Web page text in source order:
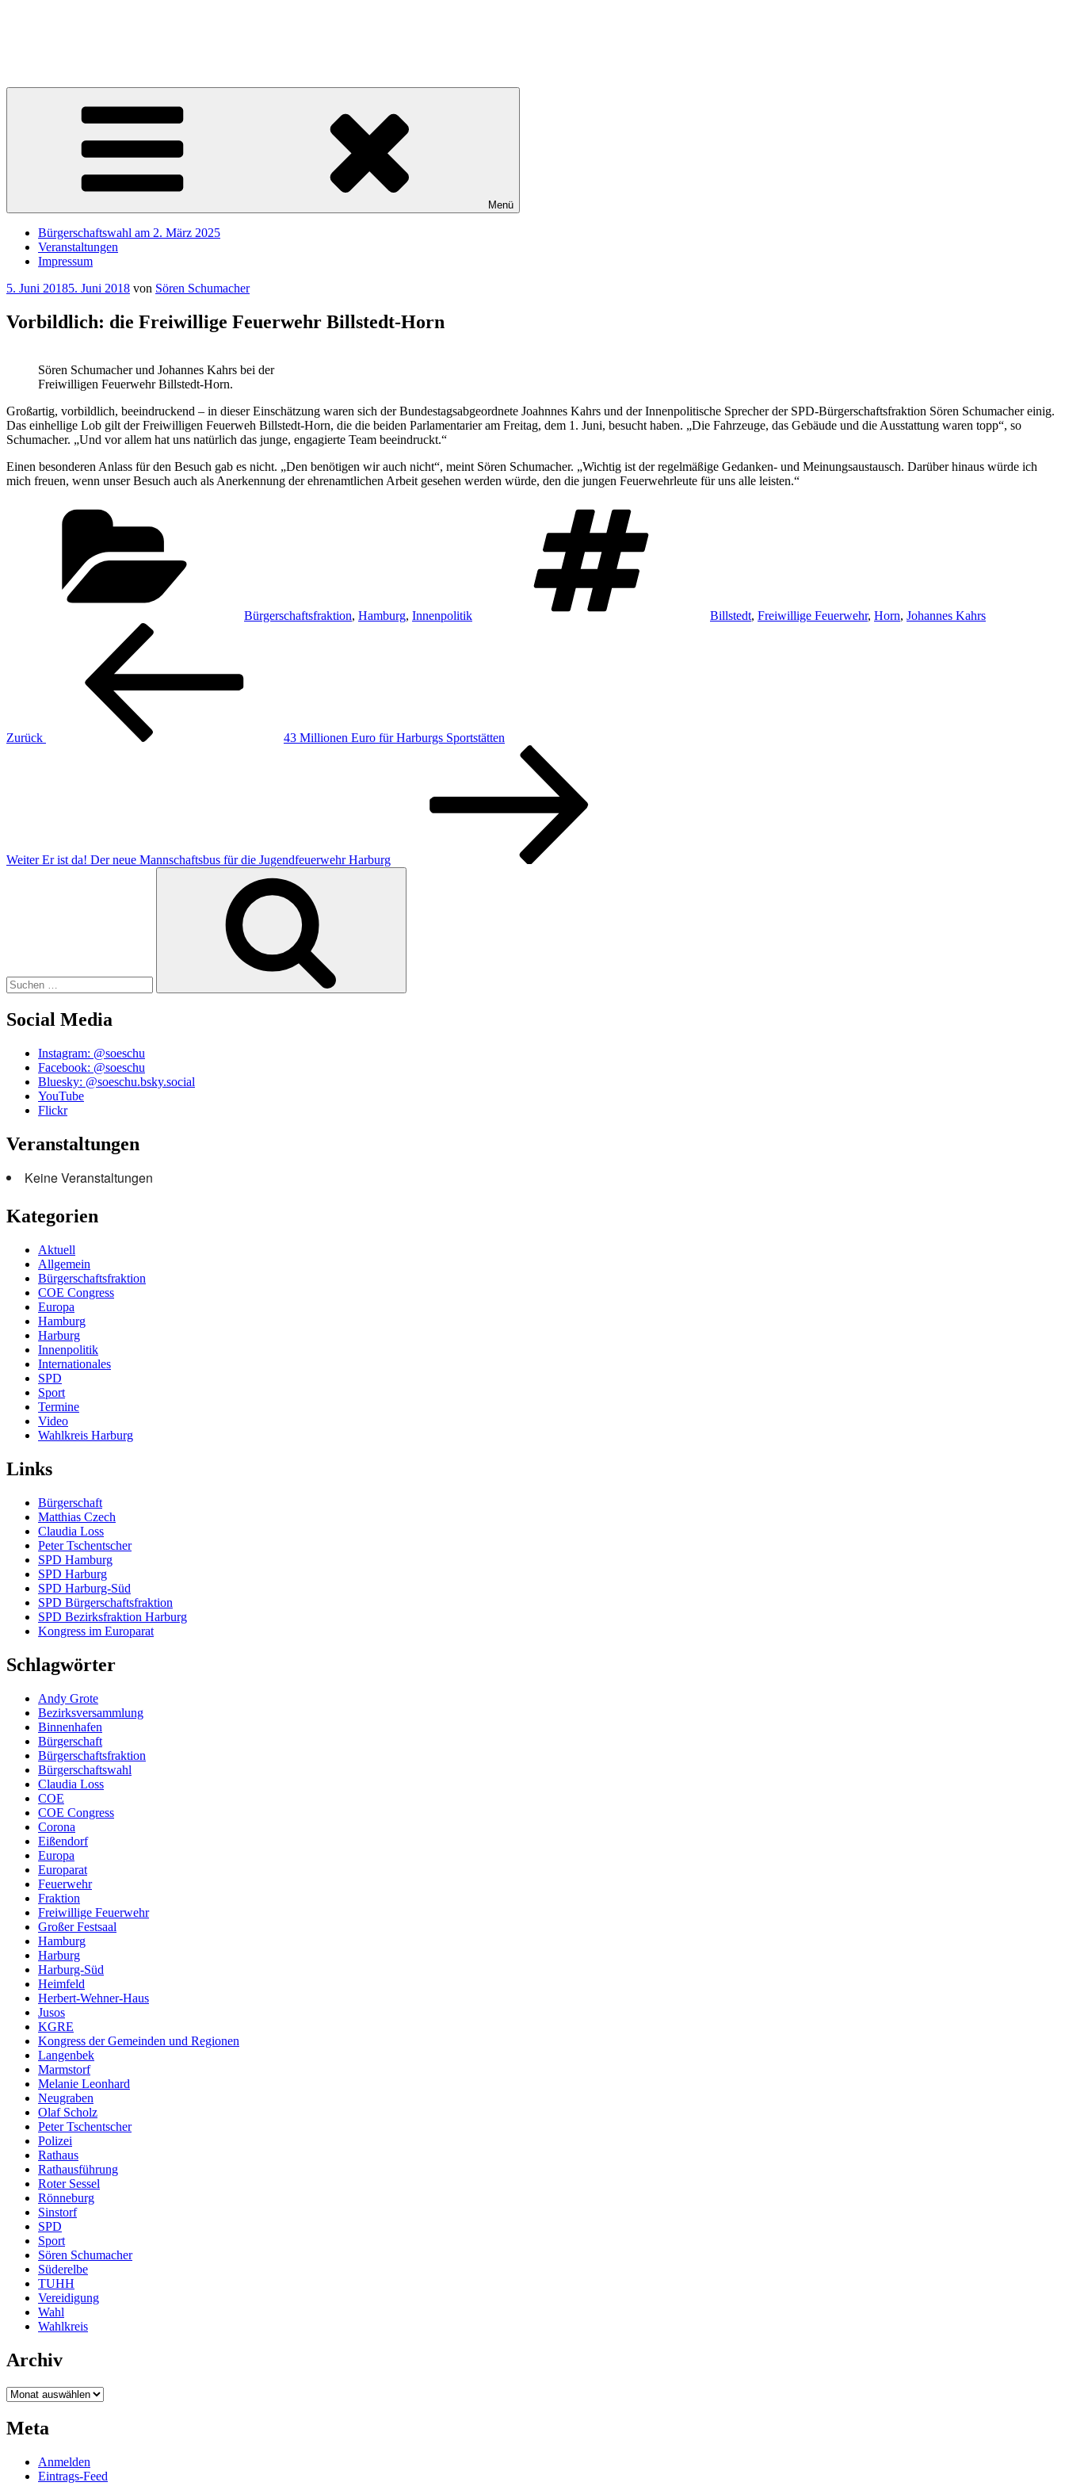
Menü
Bürgerschaftswahl am 2. März 2025
Veranstaltungen
Impressum
Veröffentlicht
5. Juni 20185. Juni 2018 von Sören Schumacher
Vorbildlich: die Freiwillige Feuerwehr Billstedt-Horn
Sören Schumacher und Johannes Kahrs bei der
Freiwilligen Feuerwehr Billstedt-Horn.
Großartig, vorbildlich, beeindruckend – in dieser Einschätzung waren sich der Bundestagsabgeordnete Joahnnes Kahrs und der Innenpolitische Sprecher der SPD-Bürgerschaftsfraktion Sören Schumacher einig.
Das einhellige Lob gilt der Freiwilligen Feuerweh Billstedt-Horn, die die beiden Parlamentarier am Freitag, dem 1. Juni, besucht haben. „Die Fahrzeuge, das Gebäude und die Ausstattung waren topp“, so
Schumacher. „Und vor allem hat uns natürlich das junge, engagierte Team beeindruckt.“
Einen besonderen Anlass für den Besuch gab es nicht. „Den benötigen wir auch nicht“, meint Sören Schumacher. „Wichtig ist der regelmäßige Gedanken- und Meinungsaustausch. Darüber hinaus würde ich
mich freuen, wenn unser Besuch auch als Anerkennung der ehrenamtlichen Arbeit gesehen werden würde, den die jungen Feuerwehrleute für uns alle leisten.“
Bürgerschaftsfraktion, Hamburg, Innenpolitik Billstedt, Freiwillige Feuerwehr, Horn, Johannes Kahrs
Beitragsnavigation
Zurück
43 Millionen Euro für Harburgs Sportstätten
Weiter Er ist da! Der neue Mannschaftsbus für die Jugendfeuerwehr Harburg
Social Media
Instagram: @soeschu
Facebook: @soeschu
Bluesky: @soeschu.bsky.social
YouTube
Flickr
Veranstaltungen
Keine Veranstaltungen
Kategorien
Aktuell
Allgemein
Bürgerschaftsfraktion
COE Congress
Europa
Hamburg
Harburg
Innenpolitik
Internationales
SPD
Sport
Termine
Video
Wahlkreis Harburg
Links
Bürgerschaft
Matthias Czech
Claudia Loss
Peter Tschentscher
SPD Hamburg
SPD Harburg
SPD Harburg-Süd
SPD Bürgerschaftsfraktion
SPD Bezirksfraktion Harburg
Kongress im Europarat
Schlagwörter
Andy Grote
Bezirksversammlung
Binnenhafen
Bürgerschaft
Bürgerschaftsfraktion
Bürgerschaftswahl
Claudia Loss
COE
COE Congress
Corona
Eißendorf
Europa
Europarat
Feuerwehr
Fraktion
Freiwillige Feuerwehr
Großer Festsaal
Hamburg
Harburg
Harburg-Süd
Heimfeld
Herbert-Wehner-Haus
Jusos
KGRE
Kongress der Gemeinden und Regionen
Langenbek
Marmstorf
Melanie Leonhard
Neugraben
Olaf Scholz
Peter Tschentscher
Polizei
Rathaus
Rathausführung
Roter Sessel
Rönneburg
Sinstorf
SPD
Sport
Sören Schumacher
Süderelbe
TUHH
Vereidigung
Wahl
Wahlkreis
Archiv
Archiv
Meta
Anmelden
Eintrags-Feed